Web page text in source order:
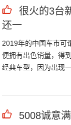
很火的3台
还一
2019年的中国车市可
便拥有出色销量，得
经典车型，因为出现
例子很多，比如说
新车，它们都是上市
5008诚意